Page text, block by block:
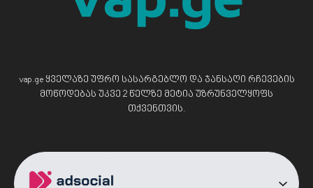
vap.ge ყველაზე უფრო სასარგებლო და ჯანსაღი რჩევების
მოწოდებას უკვე 2 წელზე მეტია უზრუნველყოფს
თქვენთვის.